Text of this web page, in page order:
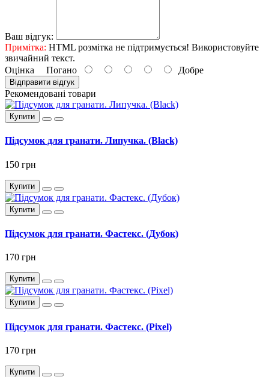
Ваш відгук:
Примітка: HTML розмітка не підтримується! Використовуйте
звичайний текст.
Оцінка Погано Добре
Відправити відгук
Рекомендовані товари
Купити
Підсумок для гранати. Липучка. (Black)
150 грн
Купити
Купити
Підсумок для гранати. Фастекс. (Дубок)
170 грн
Купити
Купити
Підсумок для гранати. Фастекс. (Pixel)
170 грн
Купити